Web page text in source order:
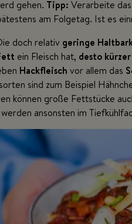
gehen. Tipp: Verarbeite
am Folgetag. Ist es
doch relativ geringe
ein Fleisch hat, desto
Hackfleisch vor allem das
sind zum Beispiel
können große Fettstücke
werden ansonsten im